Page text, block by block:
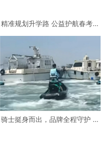
精准规划升学路 公益护航春考学
开展2026春考专科批志愿填报公
益辅导活动
骑士挺身而出，品牌全程守护 庞